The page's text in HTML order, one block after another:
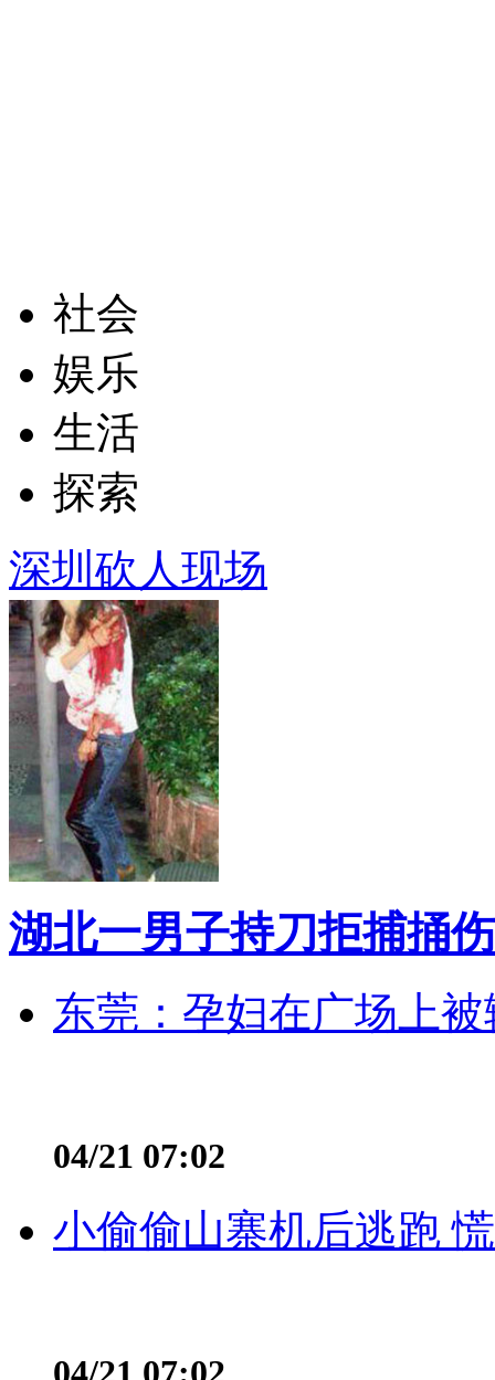
社会
娱乐
生活
探索
深圳砍人现场
湖北一男子持刀拒捕捅
东莞：孕妇在广场上
04/21 07:02
小偷偷山寨机后逃跑